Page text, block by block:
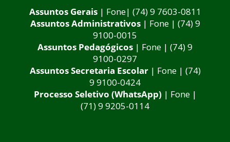
Assuntos Gerais | Fone| (74) 9 7603-0811
Assuntos Administrativos | Fone | (74) 9
9100-0015
Assuntos Pedagógicos | Fone | (74) 9
9100-0297
Assuntos Secretaria Escolar| Fone | (74)
9 9100-0424
Processo Seletivo (WhatsApp) | Fone |
(71) 9 9205-0114